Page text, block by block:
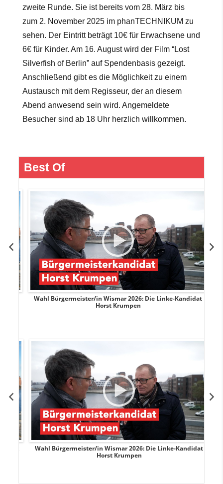
zweite Runde. Sie ist bereits vom 28. März bis
zum 2. November 2025 im phanTECHNIKUM zu
sehen. Der Eintritt beträgt 10€ für Erwachsene und
6€ für Kinder. Am 16. August wird der Film “Lost
Silverfish of Berlin” auf Spendenbasis gezeigt.
Anschließend gibt es die Möglichkeit zu einem
Austausch mit dem Regisseur, der an diesem
Abend anwesend sein wird. Angemeldete
Besucher sind ab 18 Uhr herzlich willkommen.
Best Of
Wahl Bürgermeister/in Wismar 2026: Die Linke-Kandidat
Horst Krumpen
Wahl Bürgermeister/in Wismar 2026: Die Linke-Kandidat
Horst Krumpen